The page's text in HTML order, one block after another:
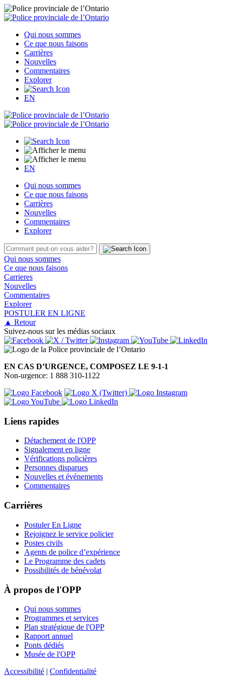
Qui nous sommes
Ce que nous faisons
Carrières
Nouvelles
Commentaires
Explorer
EN
EN
Qui nous sommes
Ce que nous faisons
Carrières
Nouvelles
Commentaires
Explorer
Qui nous sommes
Ce que nous faisons
Carrieres
Nouvelles
Commentaires
Explorer
POSTULER EN LIGNE
▲ Retour
Suivez-nous sur les médias sociaux
EN CAS D’URGENCE, COMPOSEZ LE 9-1-1
Non-urgence: 1 888 310-1122
Liens rapides
Détachement de l'OPP
Signalement en ligne
Vérifications policières
Personnes disparues
Nouvelles et événements
Commentaires
Carrières
Postuler En Ligne
Rejoignez le service policier
Postes civils
Agents de police d’expérience
Le Programme des cadets
Possibilités de bénévolat
À propos de l'OPP
Qui nous sommes
Programmes et services
Plan stratégique de l'OPP
Rapport annuel
Ponts dédiés
Musée de l'OPP
Accessibilité | Confidentialité